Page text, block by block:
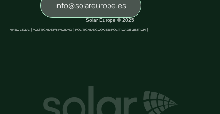
info@solareurope.es
Solar Europe © 2025
AVISO LEGAL POLÍTICA DE PRIVACIDAD POLÍTICA DE COOKIES |POLÍTICA DE GESTIÓN